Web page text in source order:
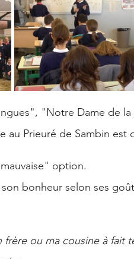
"Notre Dame de
au Prieuré de Sambin est
option.
bonheur selon ses
frère ou ma cousine à fait